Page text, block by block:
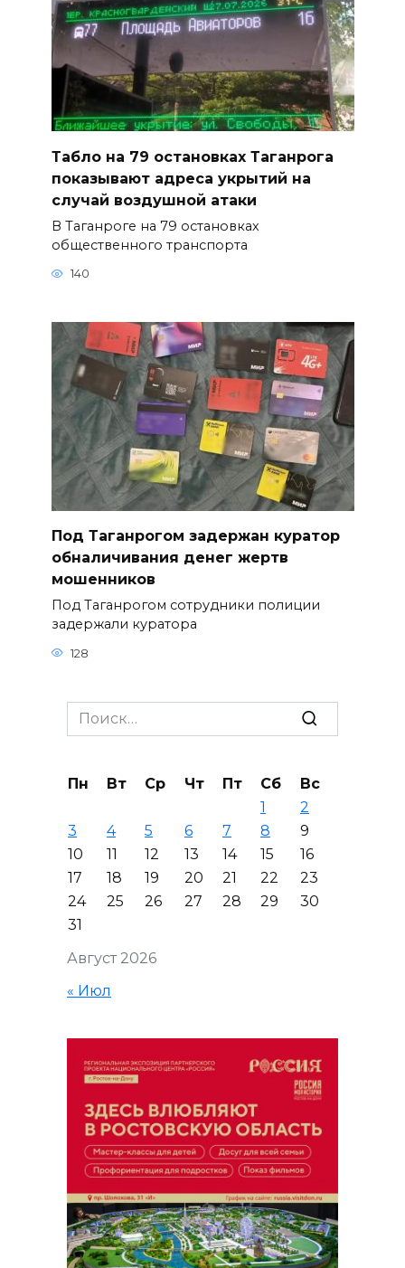
Табло на 79 остановках Таганрога
показывают адреса укрытий на
случай воздушной атаки
В Таганроге на 79 остановках
общественного транспорта
140
Под Таганрогом задержан куратор
обналичивания денег жертв
мошенников
Под Таганрогом сотрудники полиции
задержали куратора
128
Search
for:
Август 2026
Пн Вт Ср Чт Пт Сб
Вс
1
2
3
4 5 6 7 8
9
10
11 12 13 14 15
16
17
18 19 20 21 22
23
24
25 26 27 28 29
30
31
« Июл